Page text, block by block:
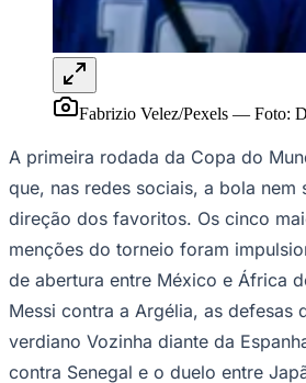
Hub de Negócios
Guia Comercial
Selo Verificado
Portal Educacional
Agenda de Vestibulares
Vagas de Emprego
Panorama Econômico
Panorama Econômico
Para Sua Empresa
Verificar EmpresaNovo
Anunciar VagasNovo
Publicidade Legal
Fabrizio Velez/Pexels — Foto:
A primeira rodada da Copa do
que, nas redes sociais, a bola nem
direção dos favoritos. Os cinco
menções do torneio foram
de abertura entre México e África
Messi contra a Argélia, as defesas
verdiano Vozinha diante da
contra Senegal e o duelo entre